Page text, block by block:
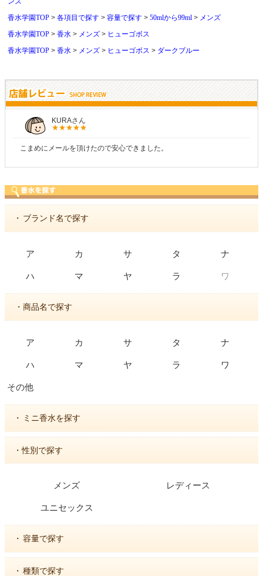
香水学園TOP
各項目で探す 容量で探す 50mlから99ml
メンズ
香水学園TOP
香水 メンズ
ヒューゴボス
香水学園TOP
香水 メンズ ヒューゴボス ダークブルー
KURAさん
こまめにメールを頂けたので安心できました。
・ ブランド名で探す
ア カ サ タ ナ
ハ マ ヤ ラ ワ
・商品名で探す
ア カ サ タ ナ
ハ マ ヤ ラ ワ
その他
・ ミニ香水を探す
・性別で探す
メンズ レディース
ユニセックス
・ 容量で探す
・ 種類で探す